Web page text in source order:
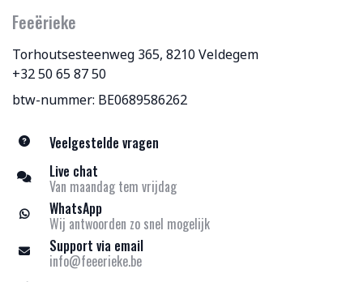
Feeërieke
Torhoutsesteenweg 365, 8210 Veldegem
+32 50 65 87 50
btw-nummer: BE0689586262
Veelgestelde vragen
Live chat
Van maandag tem vrijdag
WhatsApp
Wij antwoorden zo snel mogelijk
Support via email
info@feeerieke.be